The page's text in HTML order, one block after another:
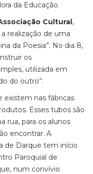
da Educação.
Cultural,
realização de uma
da Poesia”. No dia 8,
os
utilizada em
do outro”.
existem nas fábricas
Esses tubos são
rua, para os alunos
encontrar. A
de Darque tem início
Paroquial de
num convívio